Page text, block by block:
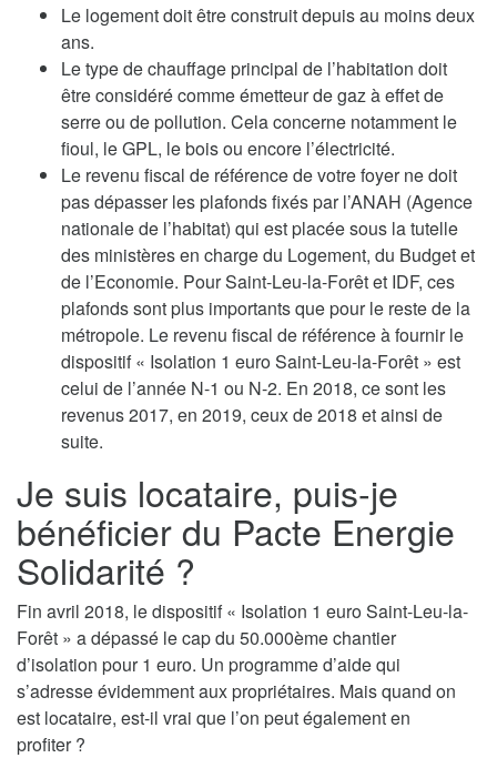
Le logement doit être construit depuis au moins deux
ans.
Le type de chauffage principal de l’habitation doit
être considéré comme émetteur de gaz à effet de
serre ou de pollution. Cela concerne notamment le
fioul, le GPL, le bois ou encore l’électricité.
Le revenu fiscal de référence de votre foyer ne doit
pas dépasser les plafonds fixés par l’ANAH (Agence
nationale de l’habitat) qui est placée sous la tutelle
des ministères en charge du Logement, du Budget et
de l’Economie. Pour Saint-Leu-la-Forêt et IDF, ces
plafonds sont plus importants que pour le reste de la
métropole. Le revenu fiscal de référence à fournir le
dispositif « Isolation 1 euro Saint-Leu-la-Forêt » est
celui de l’année N-1 ou N-2. En 2018, ce sont les
revenus 2017, en 2019, ceux de 2018 et ainsi de
suite.
Je suis locataire, puis-je
bénéficier du Pacte Energie
Solidarité ?
Fin avril 2018, le dispositif « Isolation 1 euro Saint-Leu-la-
Forêt » a dépassé le cap du 50.000ème chantier
d’isolation pour 1 euro. Un programme d’aide qui
s’adresse évidemment aux propriétaires. Mais quand on
est locataire, est-il vrai que l’on peut également en
profiter ?